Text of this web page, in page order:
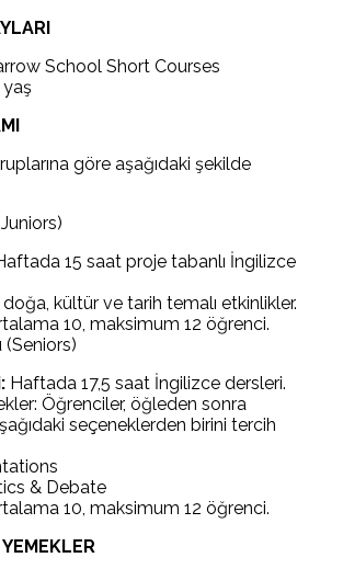
School Short Courses
yaş
göre aşağıdaki şekilde
15 saat proje tabanlı İngilizce
kültür ve tarih temalı etkinlikler.
10, maksimum 12 öğrenci.
(Seniors)
Haftada 17,5 saat İngilizce dersleri.
Öğrenciler, öğleden sonra
seçeneklerden birini tercih
& Debate
10, maksimum 12 öğrenci.